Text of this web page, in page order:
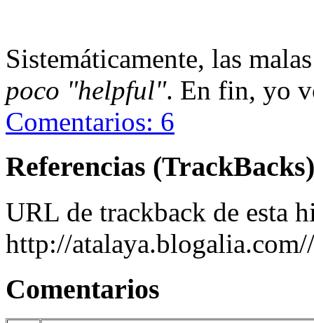
Sistemáticamente, las
poco "helpful". En fin, yo
Comentarios: 6
Referencias (TrackBacks)
URL de trackback de esta
http://
Comentarios